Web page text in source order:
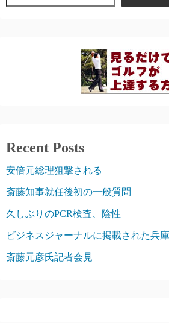
Recent Posts
安倍元総理狙撃される
斎藤知事就任後初の一般質問
久しぶりのPCR検査、陰性
ビジネスジャーナルに掲載された兵
斎藤元彦氏記者会見